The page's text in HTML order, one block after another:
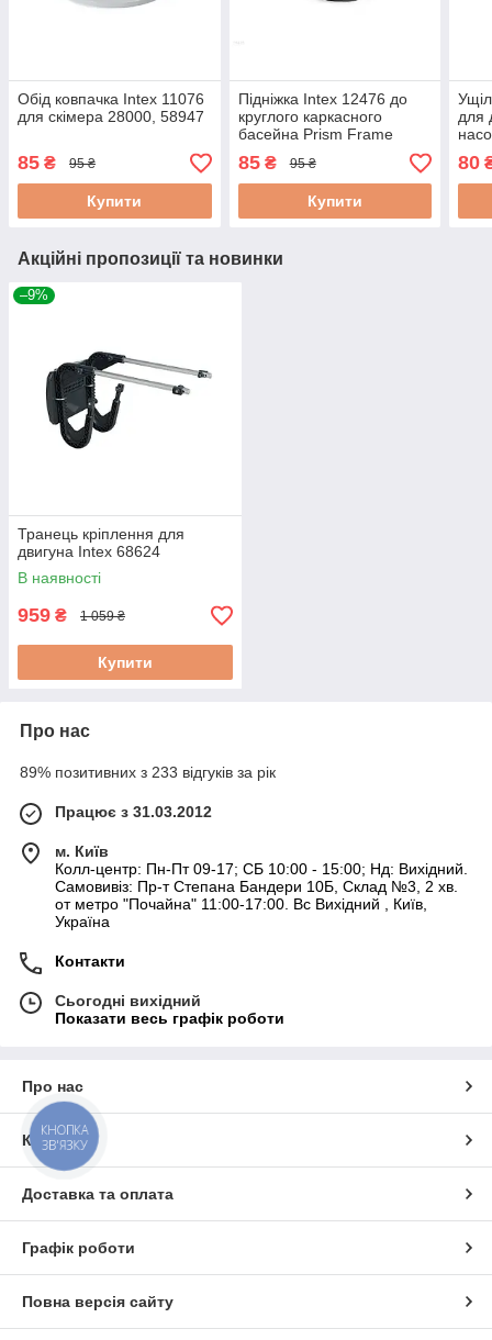
Обід ковпачка Intex 11076
для скімера 28000, 58947
85 ₴ 95 ₴
Купити
Підніжка Intex 12476 до
круглого каркасного
басейна Prism Frame
(549, 610 см)
85₴ 95 ₴
Купити
для
80
Акційні пропозиції та новинки
–9%
Транець кріплення для
двигуна Intex 68624
В наявності
959 ₴ 1 059 ₴
Купити
Про нас
89% позитивних з 233 відгуків за рік
Працює з 31.03.2012
м. Київ
Колл-центр: Пн-Пт 09-17; СБ 10:00 - 15:00; Нд: Вихідний.
Самовивіз: Пр-т Степана Бандери 10Б, Склад №3, 2 хв.
от метро "Почайна" 11:00-17:00. Вс Вихідний , Київ,
Україна
Контакти
Сьогодні вихідний
Показати весь графік роботи
Про нас
Контакти
Доставка та оплата
Графік роботи
Повна версія сайту
КНОПКА
ЗВ'ЯЗКУ